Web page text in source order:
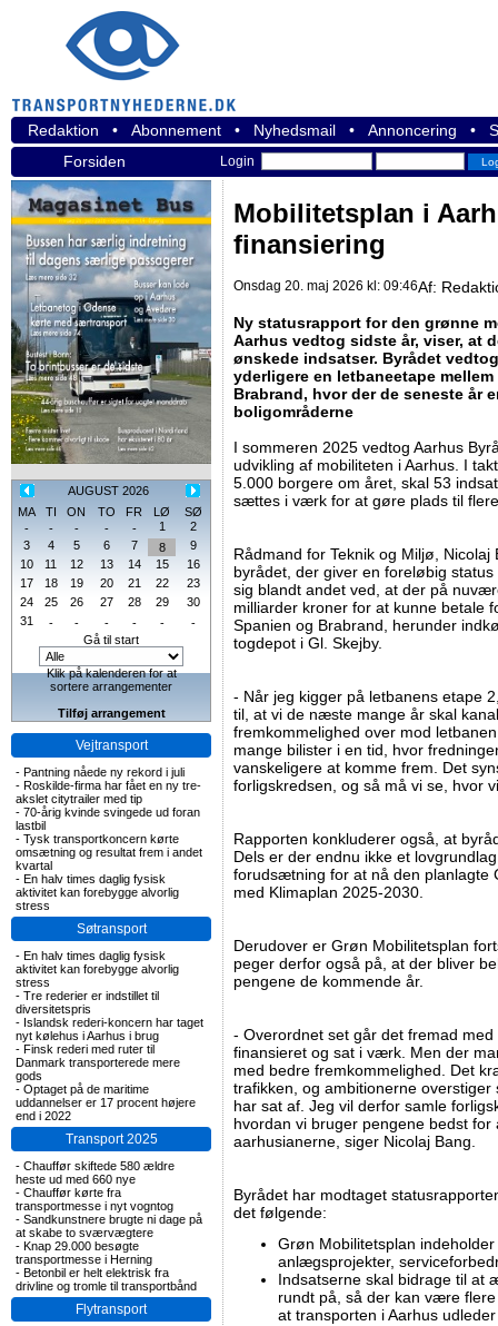
Redaktion • Abonnement • Nyhedsmail • Annoncering •
Forsiden
Login
AUGUST 2026
MA
TI ON TO FR LØ
SØ
-
- - - - 1
2
3
4 5 6 7 8
9
10
11 12 13 14 15
16
17
18 19 20 21 22
23
24
25 26 27 28 29
30
31
- - - - -
-
Gå til start
Klik på kalenderen for at
sortere arrangementer
Tilføj arrangement
Vejtransport
- Pantning nåede ny rekord i juli
- Roskilde-firma har fået en ny tre-
akslet citytrailer med tip
- 70-årig kvinde svingede ud foran
lastbil
- Tysk transportkoncern kørte
omsætning og resultat frem i andet
kvartal
- En halv times daglig fysisk
aktivitet kan forebygge alvorlig
stress
Søtransport
- En halv times daglig fysisk
aktivitet kan forebygge alvorlig
stress
- Tre rederier er indstillet til
diversitetspris
- Islandsk rederi-koncern har taget
nyt kølehus i Aarhus i brug
- Finsk rederi med ruter til
Danmark transporterede mere
gods
- Optaget på de maritime
uddannelser er 17 procent højere
end i 2022
Transport 2025
- Chauffør skiftede 580 ældre
heste ud med 660 nye
- Chauffør kørte fra
transportmesse i nyt vogntog
- Sandkunstnere brugte ni dage på
at skabe to sværvægtere
- Knap 29.000 besøgte
transportmesse i Herning
- Betonbil er helt elektrisk fra
drivline og tromle til transportbånd
Flytransport
Mobilitetsplan i
finansiering
Onsdag 20. maj 2026 kl: 09:46Af:
Ny statusrapport for den grønne
Aarhus vedtog sidste år, viser, at
ønskede indsatser. Byrådet
yderligere en letbaneetape
Brabrand, hvor der de seneste år
boligområderne
I sommeren 2025 vedtog Aarhus
udvikling af mobiliteten i Aarhus. I
5.000 borgere om året, skal 53
sættes i værk for at gøre plads til
Rådmand for Teknik og Miljø,
byrådet, der giver en foreløbig
sig blandt andet ved, at der på
milliarder kroner for at kunne betale
Spanien og Brabrand, herunder
togdepot i Gl. Skejby.
- Når jeg kigger på letbanens etape
til, at vi de næste mange år skal
fremkommelighed over mod
mange bilister i en tid, hvor
vanskeligere at komme frem. Det
forligskredsen, og så må vi se, hvor
Rapporten konkluderer også, at
Dels er der endnu ikke et
forudsætning for at nå den planlagte
med Klimaplan 2025-2030.
Derudover er Grøn Mobilitetsplan
peger derfor også på, at der bliver
pengene de kommende år.
- Overordnet set går det fremad
finansieret og sat i værk. Men der
med bedre fremkommelighed. Det
trafikken, og ambitionerne
har sat af. Jeg vil derfor samle
hvordan vi bruger pengene bedst
aarhusianerne, siger Nicolaj Bang.
Byrådet har modtaget
det følgende:
Grøn Mobilitetsplan
anlægsprojekter,
Indsatserne skal bidrage til at
rundt på, så der kan være
at transporten i Aarhus